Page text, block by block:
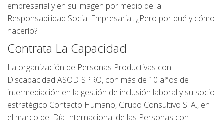
empresarial y en su imagen por medio de la
Responsabilidad Social Empresarial. ¿Pero por qué y cómo
hacerlo?
Contrata La Capacidad
La organización de Personas Productivas con
Discapacidad ASODISPRO, con más de 10 años de
intermediación en la gestión de inclusión laboral y su socio
estratégico Contacto Humano, Grupo Consultivo S. A., en
el marco del Día Internacional de las Personas con